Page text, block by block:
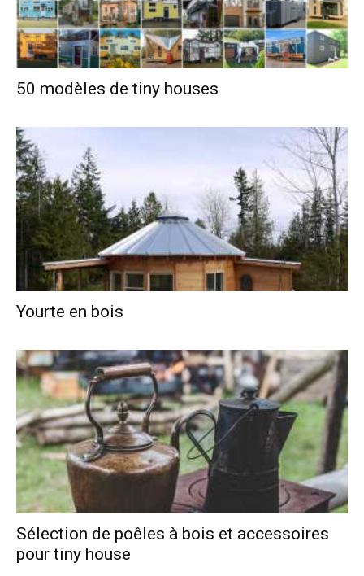
50 modèles de tiny houses
Yourte en bois
Sélection de poêles à bois et accessoires
pour tiny house